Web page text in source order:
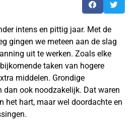
intens en pittig jaar. Met de
gingen we meteen aan de slag
uit te werken. Zoals elke
taken van hogere
middelen. Grondige
dan ook noodzakelijk. Dat waren
het hart, maar wel doordachte en